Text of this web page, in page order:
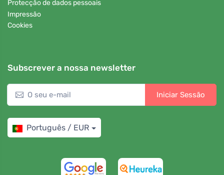
Protecção de dados pessoais
Impressão
Cookies
Subscrever a nossa newsletter
Iniciar Sessão
Português / EUR